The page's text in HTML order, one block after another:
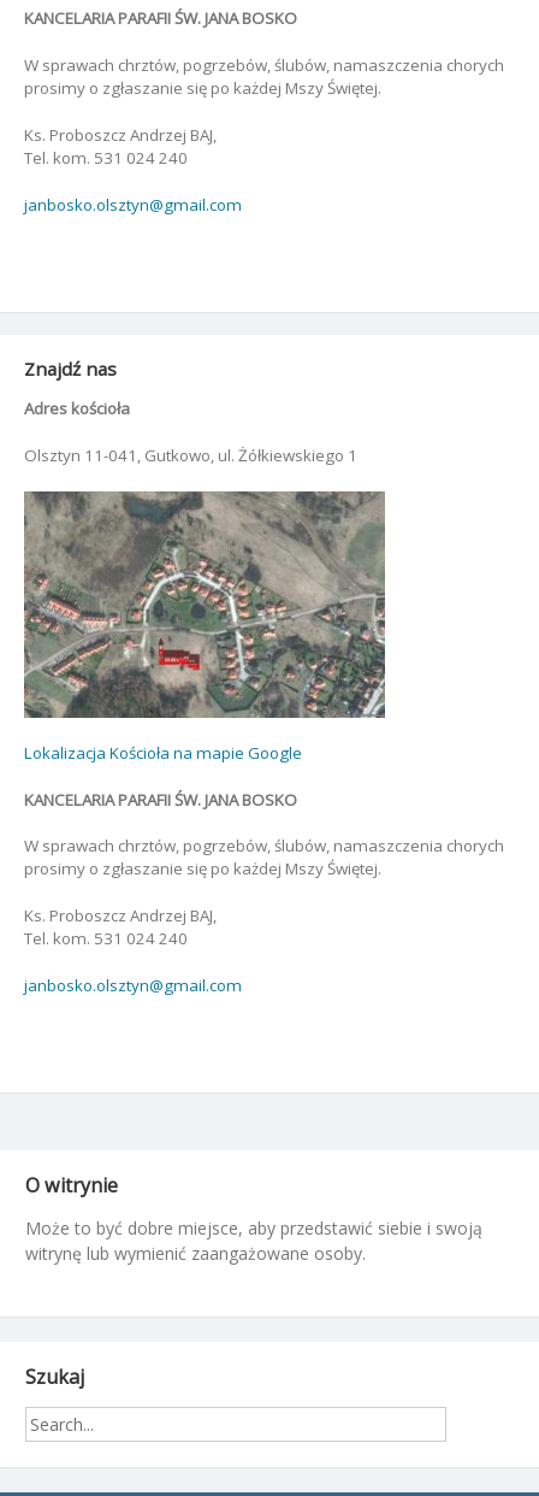
KANCELARIA PARAFII ŚW. JANA BOSKO
W sprawach chrztów, pogrzebów, ślubów, namaszczenia chorych
prosimy o zgłaszanie się po każdej Mszy Świętej.
Ks. Proboszcz Andrzej BAJ,
Tel. kom. 531 024 240
janbosko.olsztyn@gmail.com
Znajdź nas
Adres kościoła
Olsztyn 11-041, Gutkowo, ul. Żółkiewskiego 1
Lokalizacja Kościoła na mapie Google
KANCELARIA PARAFII ŚW. JANA BOSKO
W sprawach chrztów, pogrzebów, ślubów, namaszczenia chorych
prosimy o zgłaszanie się po każdej Mszy Świętej.
Ks. Proboszcz Andrzej BAJ,
Tel. kom. 531 024 240
janbosko.olsztyn@gmail.com
O witrynie
Może to być dobre miejsce, aby przedstawić siebie i swoją
witrynę lub wymienić zaangażowane osoby.
Szukaj